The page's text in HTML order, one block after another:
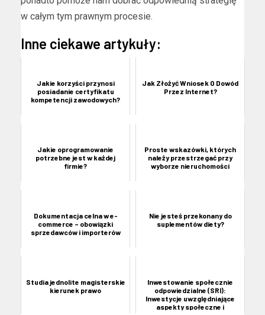
w całym tym prawnym procesie.
Inne ciekawe artykuły:
Jakie korzyści przynosi
posiadanie certyfikatu
kompetencji zawodowych?
Jak Złożyć Wniosek O Dowód
Przez Internet?
Jakie oprogramowanie
potrzebne jest w każdej
firmie?
Proste wskazówki, których
należy przestrzegać przy
wyborze nieruchomości
Dokumentacja celna w e-
commerce – obowiązki
sprzedawców i importerów
Nie jesteś przekonany do
suplementów diety?
Studia jednolite magisterskie
kierunek prawo
Inwestowanie społecznie
odpowiedzialne (SRI):
Inwestycje uwzględniające
aspekty społeczne i